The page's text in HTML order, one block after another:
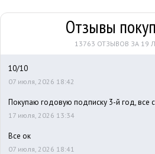
Отзывы
13763 ОТЗЫВОВ ЗА 19
10/10
07 июля, 2026 18:42
Покупаю годовую подписку 3-й год, все
17 июля, 2026 13:34
Все ок
07 июля, 2026 18:41